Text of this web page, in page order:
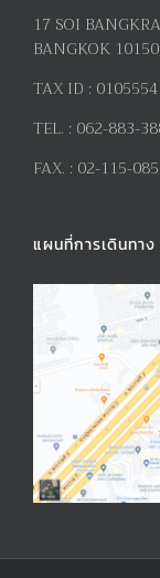
17 SOI
BANGKOK 10150
TAX ID :
TEL. : 062-883-
FAX. : 02-115-
แผนที่การเดินทาง